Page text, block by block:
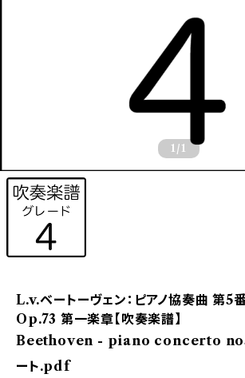
1 /1
L.v.ベートーヴェン：ピアノ協奏曲 第5
Op.73 第一楽章【吹奏楽譜】
Beethoven - piano concerto no5
ート.pdf